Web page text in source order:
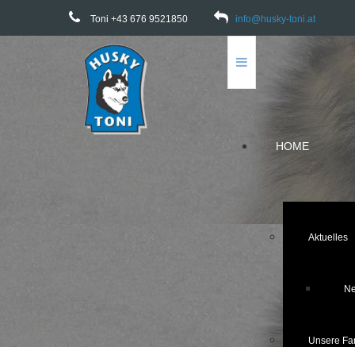
Toni +43 676 9521850 info@husky-toni.at
HOME
Aktuelles
Unsere